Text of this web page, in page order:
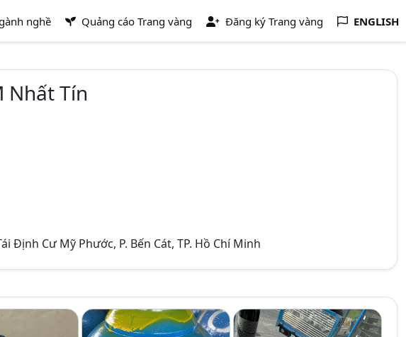
nghề Quảng cáo Trang vàng Đăng ký Trang vàng ENGLISH
Nhất Tín
Định Cư Mỹ Phước, P. Bến Cát, TP. Hồ Chí Minh